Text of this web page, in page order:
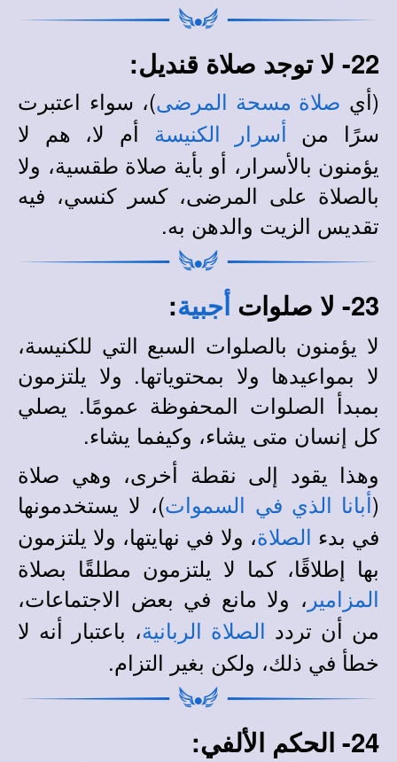
22- لا توجد صلاة قنديل:
(أي صلاة مسحة المرضى)، سواء اعتبرت
سرًا من
أسرار الكنيسة
أم لا، هم لا
يؤمنون بالأسرار، أو بأية صلاة طقسية، ولا
بالصلاة على المرضى، كسر كنسي، فيه
تقديس الزيت والدهن به.
23- لا صلوات أجبية:
لا يؤمنون بالصلوات السبع التي للكنيسة،
لا بمواعيدها ولا بمحتوياتها. ولا يلتزمون
بمبدأ الصلوات المحفوظة عمومًا. يصلي
كل إنسان متى يشاء، وكيفما يشاء.
وهذا يقود إلى نقطة أخرى، وهي صلاة
( أبانا الذي في السموات)، لا يستخدمونها
في بدء
الصلاة، ولا في نهايتها، ولا يلتزمون
بها إطلاقًا، كما لا يلتزمون مطلقًا بصلاة
المزامير ، ولا مانع في بعض الاجتماعات،
من أن تردد
الصلاة الربانية، باعتبار أنه لا
خطأ في ذلك، ولكن بغير التزام.
24- الحكم الألفي: